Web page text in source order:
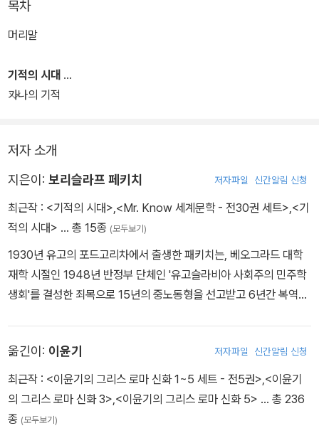
로 죽었기 때문이다". 페키치의 패러디는 끝없는 웃음과 함께 사람이
좀 더 행복해지기 위해 반드시 알아야 할 것들을 이야기하고 있다.
목차
머리말
기적의 시대
가나의 기적
저자 소개
지은이: 보리슬라프 페키치 저자파일 신간알림 신청
최근작 : <기적의 시대>,<Mr. Know 세계문학 - 전30권 세트>,<기
적의 시대> … 총 15종 (모두보기)
1930년 유고의 포드고리차에서 출생한 패키치는, 베오그라드 대학
재학 시절인 1948년 반정부 단체인 '유고슬라비아 사회주의 민주학
생회'를 결성한 죄목으로 15년의 중노동형을 선고받고 6년간 복역한
자유로운 창작 활동을 위해 1964년 영국으로 이주한 페케치는 역사
의 흐름을 내밀한 갈등 구조와 독특한 문체로 형상화시틴 소설과 희
곡을 통해 일약 유고슬라비아를 대표하는 작가로 떠올랐다. 그는 19
92년 런던에서 숨을 거두었다. 작품으로는 소설로 <기적의 시대>(1
옮긴이: 이윤기 저자파일 신간알림 신청
최근작 : <이윤기의 그리스 로마 신화 1~5 세트 - 전5권>,<이윤기
의 그리스 로마 신화 3>,<이윤기의 그리스 로마 신화 5> … 총 236
종 (모두보기)